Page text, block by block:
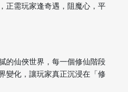
正需玩家逢奇遇，阻魔心，平
的仙俠世界，每一個修仙階段
變化，讓玩家真正沉浸在「修